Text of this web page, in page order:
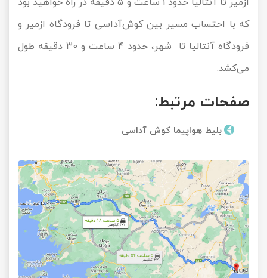
که با احتساب مسیر بین کوش‌آداسی تا فرودگاه ازمیر و
فرودگاه آنتالیا تا شهر، حدود 4 ساعت و 30 دقیقه طول
می‌کشد.
صفحات مرتبط:
بلیط هواپیما کوش آداسی